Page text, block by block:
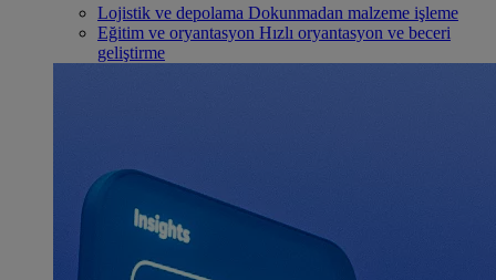
Lojistik ve depolama Dokunmadan malzeme işleme
Eğitim ve oryantasyon Hızlı oryantasyon ve beceri
geliştirme